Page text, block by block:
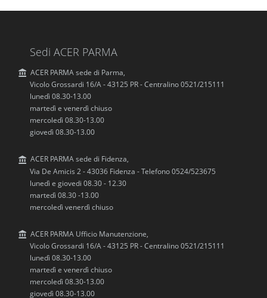
Sedi ACER PARMA
ACER PARMA sede di Parma,
Vicolo Grossardi 16/A - 43125 PR - Centralino 0521/215111
lunedì 08.30-13.00
martedì e venerdì chiuso
mercoledì 08.30-13.00
giovedì 08.30-13.00
ACER PARMA sede di Fidenza,
Via De Amicis 2 - 43036 Fidenza - Telefono 0524/523675
lunedì e giovedi 08.30 - 12.30
martedì 08.30 -13.00
mercoledì venerdì chiuso
ACER PARMA Ufficio Manutenzione,
Vicolo Grossardi 16/A - 43125 PR - Centralino 0521/215111
lunedì 08.30-13.00
martedì e venerdì chiuso
mercoledì 08.30-13.00
giovedì 08.30-13.00